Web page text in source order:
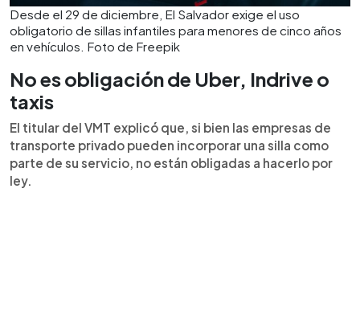
Desde el 29 de diciembre, El Salvador exige el uso
obligatorio de sillas infantiles para menores de cinco años
en vehículos. Foto de Freepik
No es obligación de Uber, Indrive o
taxis
El titular del VMT explicó que, si bien las empresas de
transporte privado pueden incorporar una silla como
parte de su servicio, no están obligadas a hacerlo por
ley.